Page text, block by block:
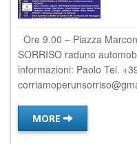
Ore 9.00 – Piazza
SORRISO raduno
informazioni: Paolo Tel.
MORE